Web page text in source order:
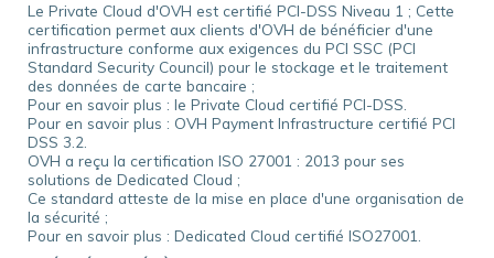
Le Private Cloud d'OVH est certifié PCI-DSS Niveau 1 ; Cette
certification permet aux clients d'OVH de bénéficier d'une
infrastructure conforme aux exigences du PCI SSC (PCI
Standard Security Council) pour le stockage et le traitement
des données de carte bancaire ;
Pour en savoir plus : le Private Cloud certifié PCI-DSS.
Pour en savoir plus : OVH Payment Infrastructure certifié PCI
DSS 3.2.
OVH a reçu la certification ISO 27001 : 2013 pour ses
solutions de Dedicated Cloud ;
Ce standard atteste de la mise en place d'une organisation de
la sécurité ;
Pour en savoir plus : Dedicated Cloud certifié ISO27001.